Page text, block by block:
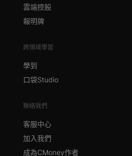
雲端控股
報明牌
跨領域學習
學到
口袋Studio
聯絡我們
客服中心
加入我們
成為CMoney作者